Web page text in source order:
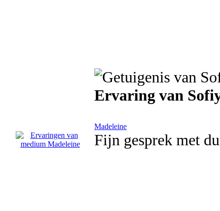
Ervaring van
Madeleine
Fijn gesprek met